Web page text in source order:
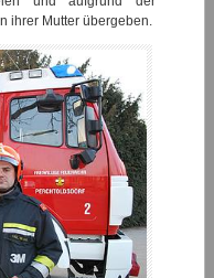
ihrer Mutter übergeben.